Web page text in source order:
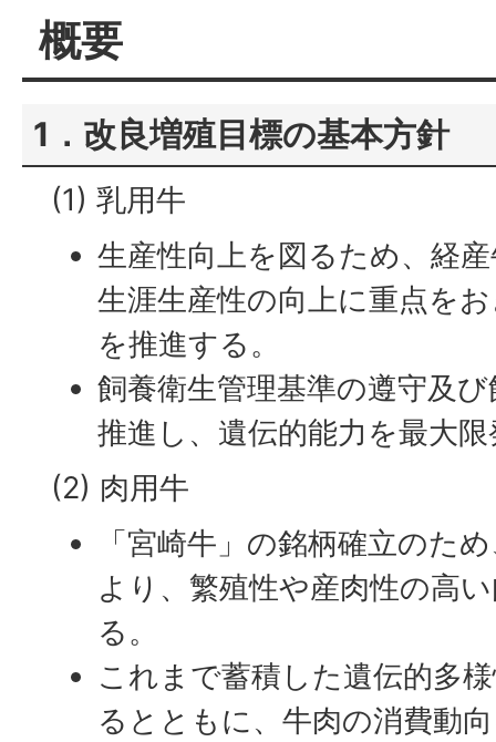
概要
1．改良増殖目標の基本方針
(1) 乳用牛
生産性向上を図るため、経
生涯生産性の向上に重点を
を推進する。
飼養衛生管理基準の遵守及
推進し、遺伝的能力を最大
(2) 肉用牛
「宮崎牛」の銘柄確立のた
より、繁殖性や産肉性の高
る。
これまで蓄積した遺伝的多
るとともに、牛肉の消費動